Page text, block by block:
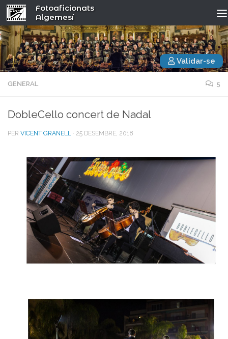
Fotoaficionats
Algemesí
Validar-se
GENERAL 5
DobleCello concert de Nadal
PER VICENT GRANELL · 25 DESEMBRE, 2018